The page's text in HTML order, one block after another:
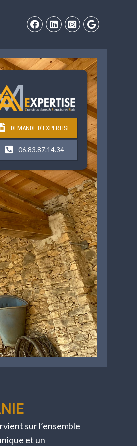
DEMANDE D'EXPERTISE
06.83.87.14.34
sur l’ensemble
et un